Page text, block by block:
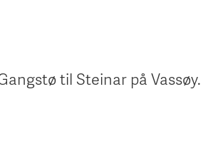
til Steinar på Vassøy.